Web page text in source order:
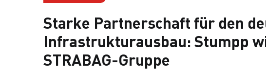
Starke Partnerschaft für den
Infrastrukturausbau: Stumpp
STRABAG-Gruppe